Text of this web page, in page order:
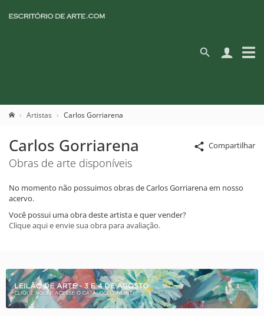
Artistas Carlos Gorriarena
Compartilhar
Carlos Gorriarena
Obras de arte disponíveis
No momento não possuimos obras de Carlos Gorriarena em nosso
acervo.
Você possui uma obra deste artista e quer vender?
Clique aqui e envie sua obra para avaliação.